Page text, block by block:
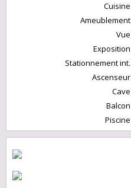
Cuisine
Ameublement
Vue
Exposition
Stationnement int.
Ascenseur
Cave
Balcon
Piscine